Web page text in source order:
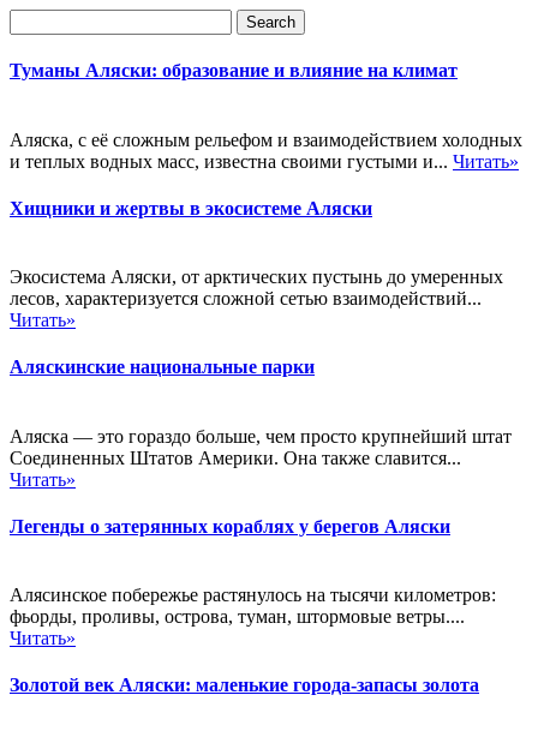
Туманы Аляски: образование и влияние на климат
Аляска, с её сложным рельефом и взаимодействием холодных
и теплых водных масс, известна своими густыми и... Читать»
Хищники и жертвы в экосистеме Аляски
Экосистема Аляски, от арктических пустынь до умеренных
лесов, характеризуется сложной сетью взаимодействий...
Читать»
Аляскинские национальные парки
Аляска — это гораздо больше, чем просто крупнейший штат
Соединенных Штатов Америки. Она также славится...
Читать»
Легенды о затерянных кораблях у берегов Аляски
Алясинское побережье растянулось на тысячи километров:
фьорды, проливы, острова, туман, штормовые ветры....
Читать»
Золотой век Аляски: маленькие города-запасы золота